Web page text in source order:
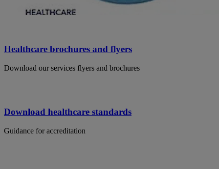
Healthcare brochures and flyers
Download our services flyers and brochures
Download healthcare standards
Guidance for accreditation